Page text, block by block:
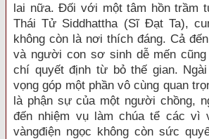
lai nữa. Đối với một tâm hồn trầm
Thái Tử Siddhattha (Sĩ Đạt Ta),
không còn là nơi thích đáng. Cả
và người con sơ sinh dễ mến
chí quyết định từ bỏ thế gian.
vọng góp một phần vô cùng quan
là phận sự của một người chồng,
đến nhiệm vụ làm chúa tể các vì
vàngđiện ngọc không còn sức